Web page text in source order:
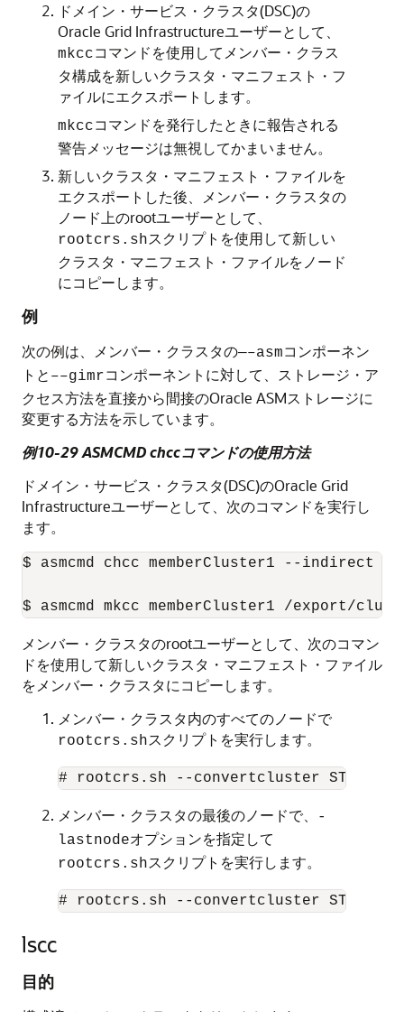
ドメイン・サービス・クラスタ(DSC)の
Oracle Grid Infrastructureユーザーとして、
mkccコマンドを使用してメンバー・クラス
タ構成を新しいクラスタ・マニフェスト・フ
ァイルにエクスポートします。
mkccコマンドを発行したときに報告される
警告メッセージは無視してかまいません。
新しいクラスタ・マニフェスト・ファイルを
エクスポートした後、メンバー・クラスタの
ノード上のrootユーザーとして、
rootcrs.shスクリプトを使用して新しい
クラスタ・マニフェスト・ファイルをノード
にコピーします。
例
次の例は、メンバー・クラスタの—–asmコンポーネン
トと ––gimrコンポーネントに対して、ストレージ・ア
クセス方法を直接から間接のOracle ASMストレージに
変更する方法を示しています。
例10-29 ASMCMD chccコマンドの使用方法
ドメイン・サービス・クラスタ(DSC)のOracle Grid
Infrastructureユーザーとして、次のコマンドを実行し
ます。
$ asmcmd chcc memberCluster1 --indirect
$ asmcmd mkcc memberCluster1 /export/
メンバー・クラスタのrootユーザーとして、次のコマン
ドを使用して新しいクラスタ・マニフェスト・ファイル
をメンバー・クラスタにコピーします。
メンバー・クラスタ内のすべてのノードで
rootcrs.shスクリプトを実行します。
# rootcrs.sh --convertcluster
メンバー・クラスタの最後のノードで、
-
lastnodeオプションを指定して
rootcrs.shスクリプトを実行します。
# rootcrs.sh --convertcluster
lscc
目的